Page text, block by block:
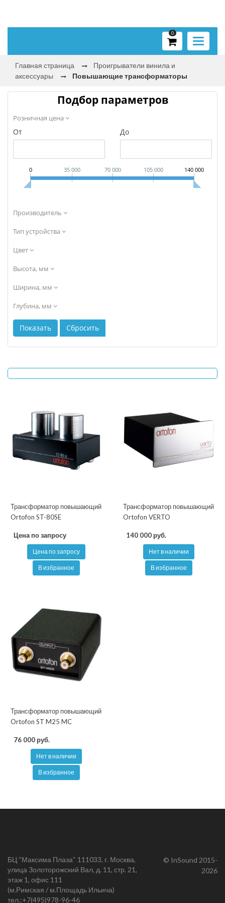
Toggle
0
Главная страница
Проигрыватели винила и
аксессуары
Повышающие трансформаторы
Подбор параметров
Розничная цена
От До
0 35 000 70 000 105 000 140 000
Производитель
Тип устройства
Цвет
Высота, мм
Ширина, мм
Глубина, мм
Трансформатор повышающий
Ortofon ST-80SE
Цена по запросу
Цена по запросу
В избранное
Трансформатор повышающий
Ortofon VERTO
140 000 руб.
Нет в наличии
В избранное
Трансформатор повышающий
Ortofon ST M25 MC
76 000 руб.
Нет в наличии
В избранное
БЦ “Максима Плаза“ 111033, г. Москва,
улица Золоторожский Вал, д. 11, стр. 21,
этаж 1, офис 111
(м.Римская / м.Площадь Ильича)
тел.:+7(495)978-96-46
© InSound 2015-
2026